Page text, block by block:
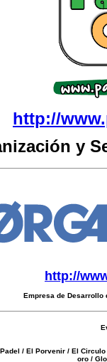
http://
y
http://
Empresa de
/ El Porvenir / El
oro /